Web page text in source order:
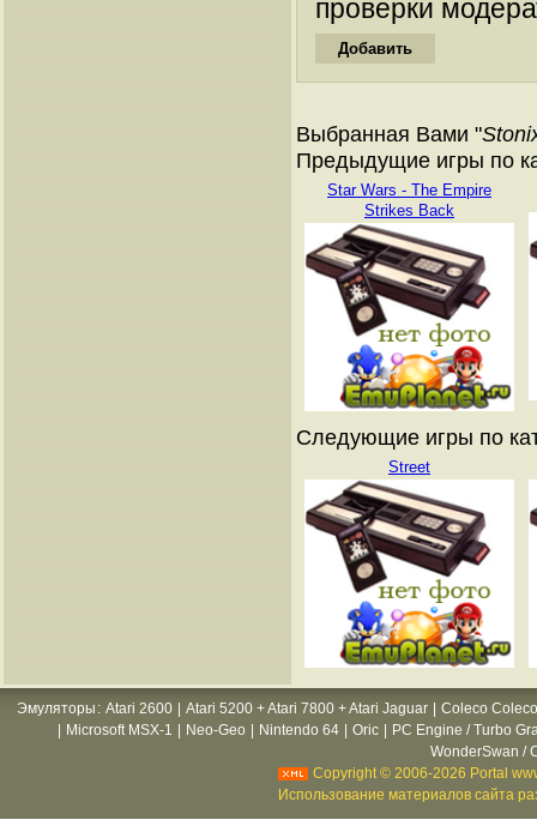
проверки
Выбранная Вами "
Предыдущие игры по
Star Wars - The Empire
Strikes Back
Следующие игры по
Street
Эмуляторы : Atari 2600 Atari 5200 + Atari 7800 + Atari Jaguar
Coleco
Microsoft MSX-1 Neo-Geo Nintendo 64 Oric
PC Engine / Turbo
WonderSwan /
Copyright © 2006-2026 Portal
Использование материалов сайта